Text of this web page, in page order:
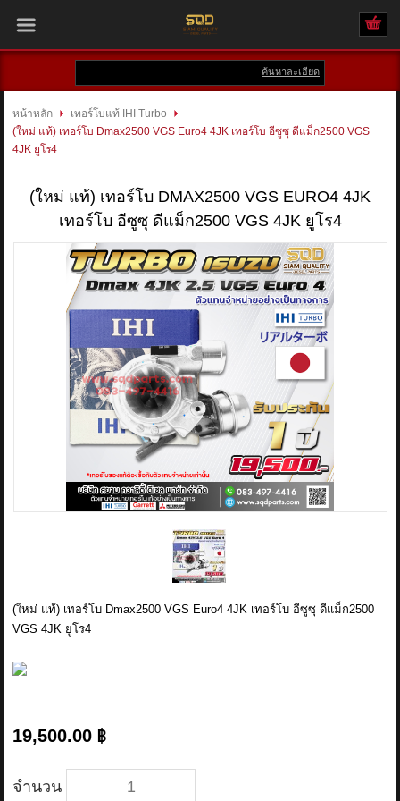
สินค้าที่สนใจ( 0 )
สินค้า
แบรนด์
บัญชีผู้ใช้
ติดต่อเรา
ข่าวสาร
รีวิวลูกค้า
รีวิวลูกค้า2
RETURN AND REFUND POLICY
ค้นหาละเอียด
หน้าหลัก
เทอร์โบแท้ IHI Turbo
(ใหม่ แท้) เทอร์โบ Dmax2500 VGS Euro4 4JK เทอร์โบ อีซูซุ ดีแม็ก2500 VGS
4JK ยูโร4
(ใหม่ แท้) เทอร์โบ DMAX2500 VGS EURO4 4JK
เทอร์โบ อีซูซุ ดีแม็ก2500 VGS 4JK ยูโร4
(ใหม่ แท้) เทอร์โบ Dmax2500 VGS Euro4 4JK เทอร์โบ อีซูซุ ดีแม็ก2500
VGS 4JK ยูโร4
19,500.00 ฿
จำนวน